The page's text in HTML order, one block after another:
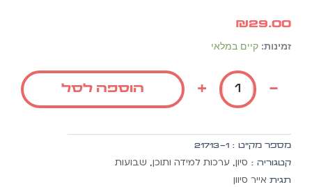
₪29.00
זמינות: קיים במלאי
כמות
ערכת
שמות
הוספה לסל
מספר מק״ט :21713-1
קטגוריה : סיון ,ערכות למידה ותוכן,שבועות
תגית אייר סיוון